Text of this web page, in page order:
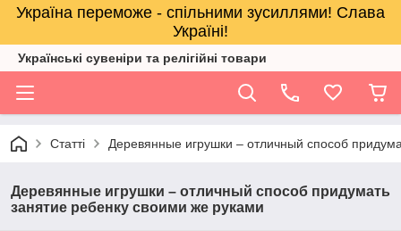
Україна переможе - спільними зусиллями! Слава
Україні!
Українські сувеніри та релігійнi товари
Статті Деревянные игрушки – отличный способ
Деревянные игрушки – отличный способ придумать
занятие ребенку своими же руками